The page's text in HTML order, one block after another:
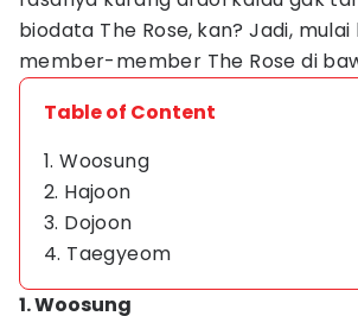
biodata The Rose, kan? Jadi,
member-member The Rose di
Table of Content
1. Woosung
2. Hajoon
3. Dojoon
4. Taegyeom
1. Woosung